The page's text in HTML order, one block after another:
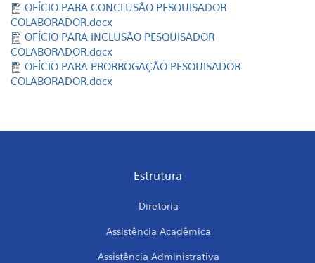
OFÍCIO PARA CONCLUSÃO PESQUISADOR
COLABORADOR.docx
OFÍCIO PARA INCLUSÃO PESQUISADOR
COLABORADOR.docx
OFÍCIO PARA PRORROGAÇÃO PESQUISADOR
COLABORADOR.docx
Estrutura
Diretoria
Assistência Acadêmica
Assistência Administrativa